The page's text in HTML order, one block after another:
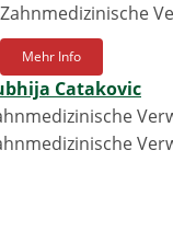
Zahnmedizinische
Mehr Info
Catakovic